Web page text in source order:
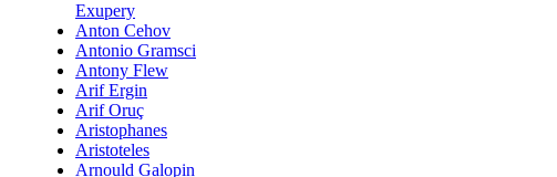
Exupery
Anton Cehov
Antonio Gramsci
Antony Flew
Arif Ergin
Arif Oruç
Aristophanes
Aristoteles
Arnould Galopin